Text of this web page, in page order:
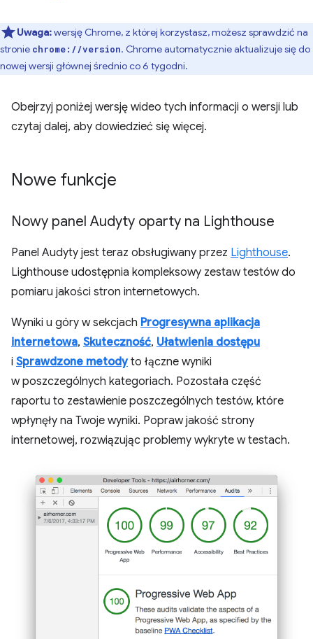
Uwaga:wersję Chrome, z której korzystasz, możesz sprawdzić na
stronie chrome://version. Chrome automatycznie aktualizuje się do
nowej wersji głównej średnio co 6 tygodni.
Obejrzyj poniżej wersję wideo tych informacji o wersji lub
czytaj dalej, aby dowiedzieć się więcej.
Nowe funkcje
Nowy panel Audyty oparty na Lighthouse
Panel Audyty jest teraz obsługiwany przez Lighthouse.
Lighthouse udostępnia kompleksowy zestaw testów do
pomiaru jakości stron internetowych.
Wyniki u góry w sekcjach Progresywna aplikacja
internetowa, Skuteczność, Ułatwienia dostępu
i Sprawdzone metodyto łączne wyniki
w poszczególnych kategoriach. Pozostała część
raportu to zestawienie poszczególnych testów, które
wpłynęły na Twoje wyniki. Popraw jakość strony
internetowej, rozwiązując problemy wykryte w testach.